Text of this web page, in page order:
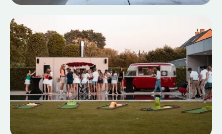
Flip Kowlier in je eigen tuin
Full event case